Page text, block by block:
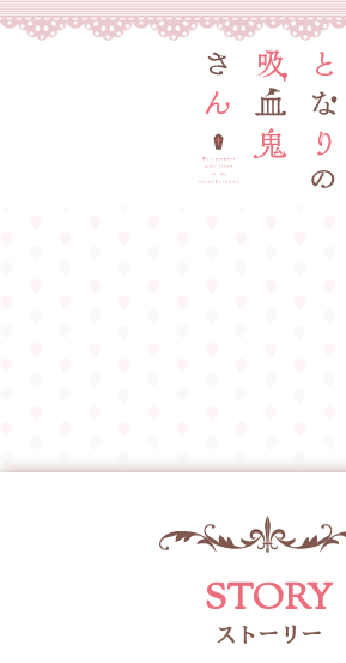
STORY
ストーリー